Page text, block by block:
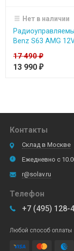
Нет в наличии
Benz S63 AMG 12V
17 490₽
13 990 ₽
Контакты
Склад в Москве
Ежедневно с
r@solav.ru
Телефон
+7 (495) 128-
Любой способ оплаты